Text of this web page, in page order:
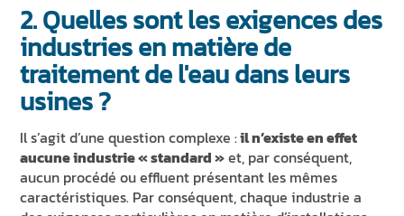
2. Quelles sont les exigences des
industries en matière de
traitement de l'eau dans leurs
usines ?
Il s’agit d’une question complexe :il n’existe en effet
aucune industrie « standard »et, par conséquent,
aucun procédé ou effluent présentant les mêmes
caractéristiques. Par conséquent, chaque industrie a